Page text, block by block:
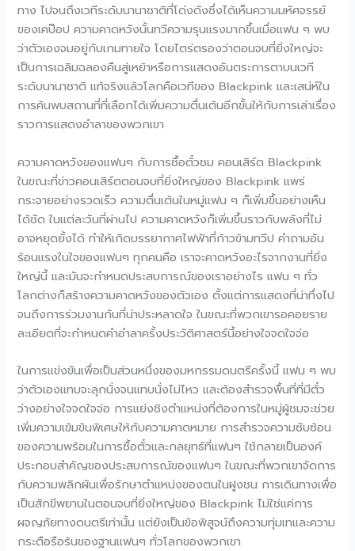
ทาง ไปจนถึงเวทีระดับนานาชาติที่โด่งดังซึ่งได้เห็นความมหัศจรรย์
ของเคป๊อป ความคาดหวังนั้นทวีความรุนแรงมากขึ้นเมื่อแฟน ๆ พบ
ว่าตัวเองจมอยู่กับเกมทายใจ โดยไตร่ตรองว่าตอนจบที่ยิ่งใหญ่จะ
เป็นการเฉลิมฉลองคืนสู่เหย้าหรือการแสดงอันตระการตาบนเวที
ระดับนานาชาติ แท้จริงแล้วโลกคือเวทีของ Blackpink และเสน่ห์ใน
การค้นพบสถานที่ที่เลือกได้เพิ่มความตื่นเต้นอีกขั้นให้กับการเล่าเรื่อง
ราวการแสดงอำลาของพวกเขา
ความคาดหวังของแฟนๆ กับการซื้อตั๋วชม คอนเสิร์ต Blackpink
ในขณะที่ข่าวคอนเสิร์ตตอนจบที่ยิ่งใหญ่ของ Blackpink แพร่
กระจายอย่างรวดเร็ว ความตื่นเต้นในหมู่แฟน ๆ ก็เพิ่มขึ้นอย่างเห็น
ได้ชัด ในแต่ละวันที่ผ่านไป ความคาดหวังก็เพิ่มขึ้นราวกับพลังที่ไม่
อาจหยุดยั้งได้ ทำให้เกิดบรรยากาศไฟฟ้าที่ก้าวข้ามทวีป คำถามอัน
ร้อนแรงในใจของแฟนๆ ทุกคนคือ เราจะคาดหวังอะไรจากงานที่ยิ่ง
ใหญ่นี้ และมันจะกำหนดประสบการณ์ของเราอย่างไร แฟน ๆ ทั่ว
โลกต่างก็สร้างความคาดหวังของตัวเอง ตั้งแต่การแสดงที่น่าทึ่งไป
จนถึงการร่วมงานกันที่น่าประหลาดใจ ในขณะที่พวกเขารอคอยราย
ละเอียดที่จะกำหนดคำอำลาครั้งประวัติศาสตร์นี้อย่างใจจดใจจ่อ
ในการแข่งขันเพื่อเป็นส่วนหนึ่งของมหกรรมดนตรีครั้งนี้ แฟน ๆ พบ
ว่าตัวเองแทบจะลุกนั่งจนแทบนั่งไม่ไหว และต้องสำรวจพื้นที่ที่มีตั๋ว
ว่างอย่างใจจดใจจ่อ การแย่งชิงตำแหน่งที่ต้องการในหมู่ผู้ชมจะช่วย
เพิ่มความเข้มข้นพิเศษให้กับความคาดหมาย การสำรวจความซับซ้อน
ของความพร้อมในการซื้อตั๋วและกลยุทธ์ที่แฟนๆ ใช้กลายเป็นองค์
ประกอบสำคัญของประสบการณ์ของแฟนๆ ในขณะที่พวกเขาจัดการ
กับความพลิกผันเพื่อรักษาตำแหน่งของตนในฝูงชน การเดินทางเพื่อ
เป็นสักขีพยานในตอนจบที่ยิ่งใหญ่ของ Blackpink ไม่ใช่แค่การ
ผจญภัยทางดนตรีเท่านั้น แต่ยังเป็นข้อพิสูจน์ถึงความทุ่มเทและความ
กระตือรือร้นของฐานแฟนๆ ทั่วโลกของพวกเขา